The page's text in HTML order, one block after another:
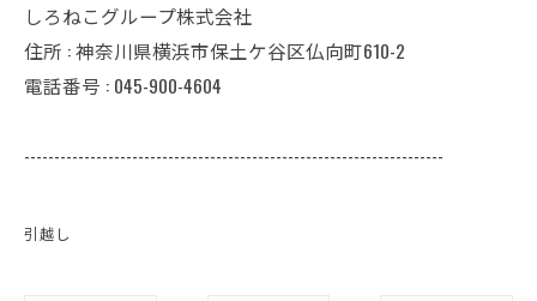
しろねこグループ株式会社
住所 : 神奈川県横浜市保土ケ谷区仏向町610-2
電話番号 : 045-900-4604
----------------------------------------------------------------------
引越し